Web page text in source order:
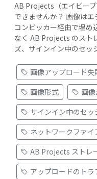
AB Projects（エイビー
できませんか？ 画像は
コンピッカー経由で埋
なく AB Projects のスト
ズ、サインイン中のセッ
画像アップロード失
画像形式
画
サインイン中のセッ
ネットワークファ
AB Projects ストレ
アップロードのト